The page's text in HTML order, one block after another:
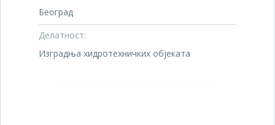
Београд
Делатност:
Изградња хидротехничких објеката